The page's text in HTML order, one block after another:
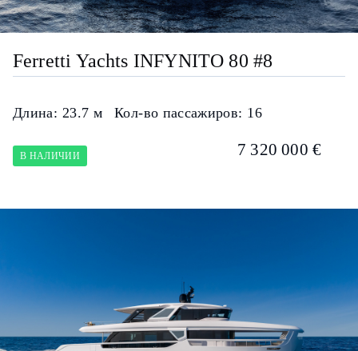
Ferretti Yachts INFYNITO 80 #8
Длина: 23.7 м Кол-во пассажиров: 16
В НАЛИЧИИ 7 320 000 €